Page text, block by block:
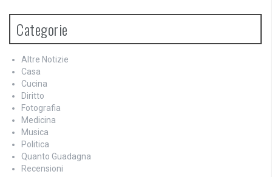
Categorie
Altre Notizie
Casa
Cucina
Diritto
Fotografia
Medicina
Musica
Politica
Quanto Guadagna
Recensioni